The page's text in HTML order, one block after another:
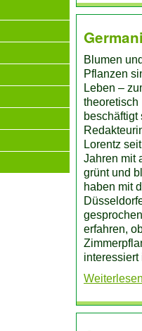
Blumen und
Pflanzen
Leben –
theoretisch
beschäftigt
Lorentz
Jahren mit
grünt und
haben mit
erfahren,
interessiert
Weiterlesen